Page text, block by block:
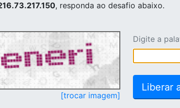
, responda ao desafio abaixo.
[trocar imagem]
Digite a